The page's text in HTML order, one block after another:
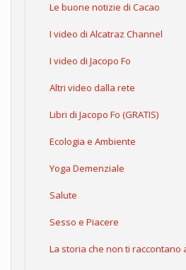
Le buone notizie di Cacao
I video di Alcatraz Channel
I video di Jacopo Fo
Altri video dalla rete
Libri di Jacopo Fo (GRATIS)
Ecologia e Ambiente
Yoga Demenziale
Salute
Sesso e Piacere
La storia che non ti raccontano